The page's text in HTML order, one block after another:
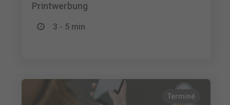
Printwerbung
3 - 5 min
Terminé